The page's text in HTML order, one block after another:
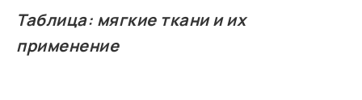
Таблица: мягкие ткани и их
применение